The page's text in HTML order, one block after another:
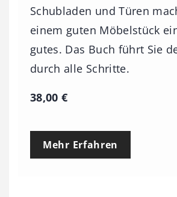
Schubladen und Türen
einem guten Möbelstück
gutes. Das Buch führt Sie
durch alle Schritte.
38,00€
Mehr Erfahren